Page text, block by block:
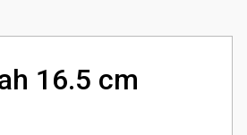
16.5 cm